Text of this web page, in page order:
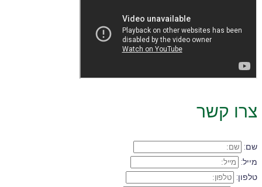
צרו קשר
שם:
מייל:
טלפון: